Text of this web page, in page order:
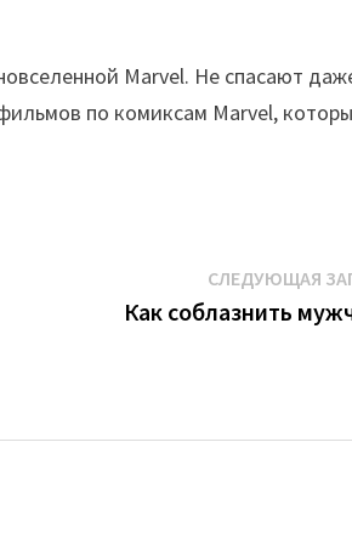
Marvel. Не спасают
по комиксам Marvel,
СЛЕДУЮЩАЯ
Как соблазнить